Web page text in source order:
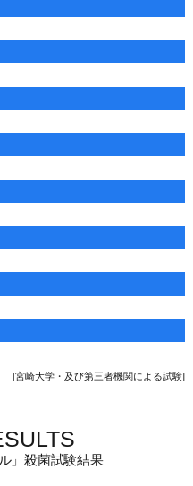
[宮崎大学・及び第三者機関による試験]
」殺菌試験結果